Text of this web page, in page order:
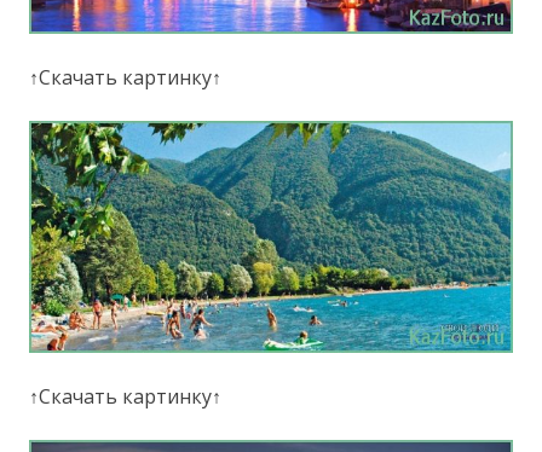
↑Скачать картинку↑
↑Скачать картинку↑